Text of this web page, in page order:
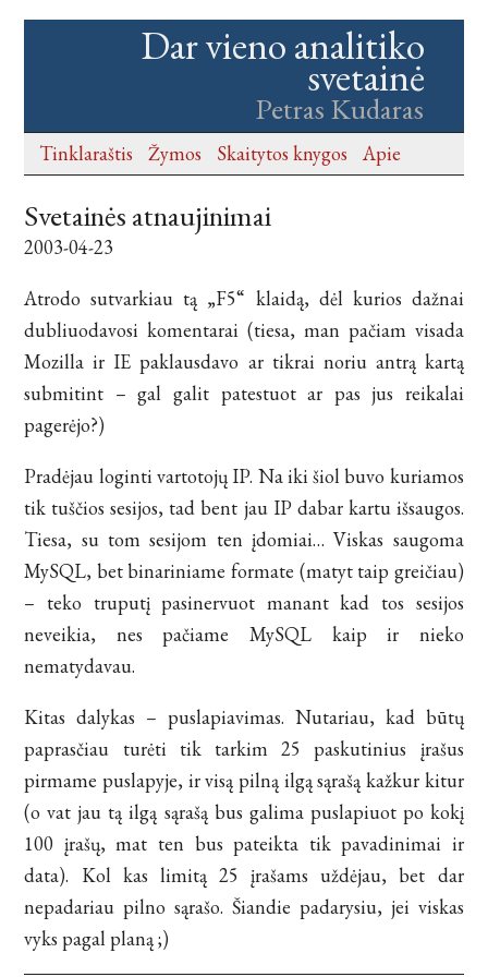
Dar vieno analitiko
svetainė
Petras Kudaras
Tinklaraštis Žymos Skaitytos knygos Apie
Svetainės atnaujinimai
2003-04-23
Atrodo sutvarkiau tą „F5“ klaidą, dėl kurios dažnai
dubliuodavosi komentarai (tiesa, man pačiam visada
Mozilla ir IE paklausdavo ar tikrai noriu antrą kartą
submitint – gal galit patestuot ar pas jus reikalai
pagerėjo?)
Pradėjau loginti vartotojų IP. Na iki šiol buvo kuriamos
tik tuščios sesijos, tad bent jau IP dabar kartu išsaugos.
Tiesa, su tom sesijom ten įdomiai… Viskas saugoma
MySQL, bet binariniame formate (matyt taip greičiau)
– teko truputį pasinervuot manant kad tos sesijos
neveikia, nes pačiame MySQL kaip ir nieko
nematydavau.
Kitas dalykas – puslapiavimas. Nutariau, kad būtų
paprasčiau turėti tik tarkim 25 paskutinius įrašus
pirmame puslapyje, ir visą pilną ilgą sąrašą kažkur kitur
(o vat jau tą ilgą sąrašą bus galima puslapiuot po kokį
100 įrašų, mat ten bus pateikta tik pavadinimai ir
data). Kol kas limitą 25 įrašams uždėjau, bet dar
nepadariau pilno sąrašo. Šiandie padarysiu, jei viskas
vyks pagal planą ;)